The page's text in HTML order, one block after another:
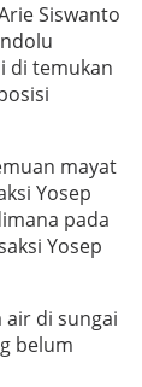
Siswanto
di temukan
mayat
Yosep
pada
Yosep
air di sungai
belum